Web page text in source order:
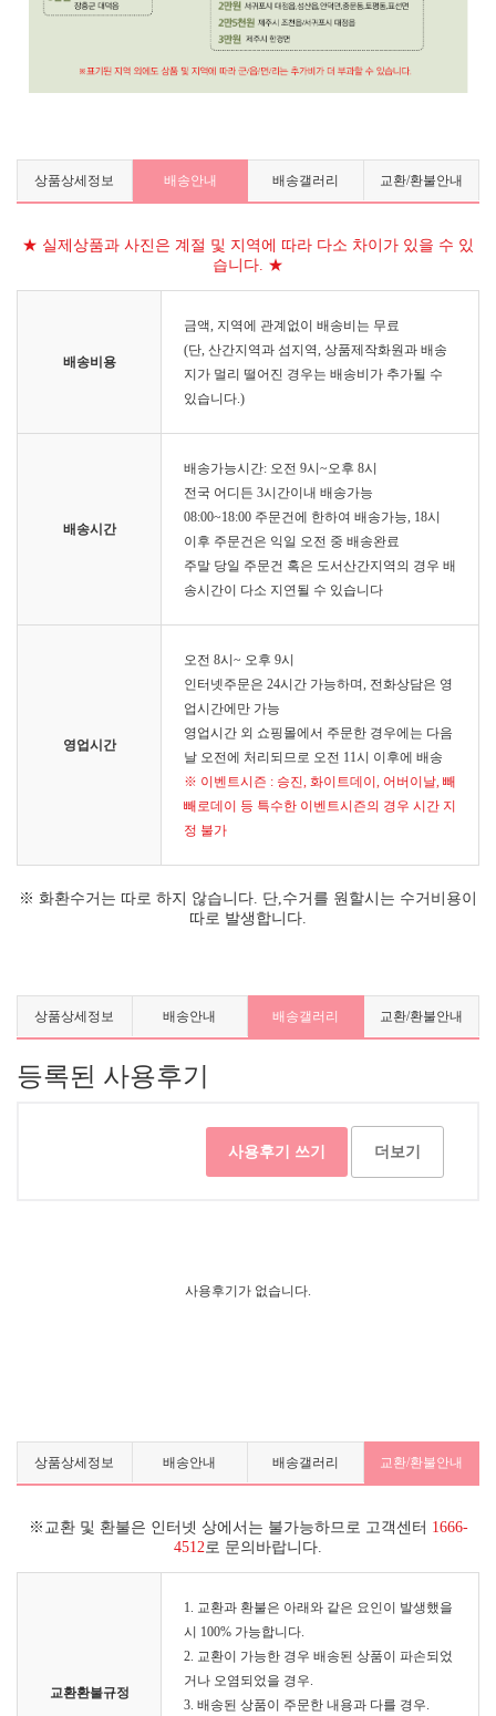
상품상세정보 배송안내 배송갤러리 교환/환불안내
★ 실제상품과 사진은 계절 및 지역에 따라 다소 차이가 있을 수 있
습니다. ★
배송비용
금액, 지역에 관계없이 배송비는 무료
(단, 산간지역과 섬지역, 상품제작화원과 배송
지가 멀리 떨어진 경우는 배송비가 추가될 수
있습니다.)
배송시간
배송가능시간: 오전 9시~오후 8시
전국 어디든 3시간이내 배송가능
08:00~18:00 주문건에 한하여 배송가능, 18시
이후 주문건은 익일 오전 중 배송완료
주말 당일 주문건 혹은 도서산간지역의 경우 배
송시간이 다소 지연될 수 있습니다
영업시간
오전 8시~ 오후 9시
인터넷주문은 24시간 가능하며, 전화상담은 영
업시간에만 가능
영업시간 외 쇼핑몰에서 주문한 경우에는 다음
날 오전에 처리되므로 오전 11시 이후에 배송
※ 이벤트시즌 : 승진, 화이트데이, 어버이날, 빼
빼로데이 등 특수한 이벤트시즌의 경우 시간 지
정 불가
※ 화환수거는 따로 하지 않습니다. 단,수거를 원할시는 수거비용이
따로 발생합니다.
상품상세정보 배송안내 배송갤러리 교환/환불안내
등록된 사용후기
사용후기 쓰기 더보기
사용후기가 없습니다.
상품상세정보 배송안내 배송갤러리 교환/환불안내
※교환 및 환불은 인터넷 상에서는 불가능하므로 고객센터 1666-
4512 로 문의바랍니다.
교환환불규정
1. 교환과 환불은 아래와 같은 요인이 발생했을
시 100% 가능합니다.
2. 교환이 가능한 경우 배송된 상품이 파손되었
거나 오염되었을 경우.
3. 배송된 상품이 주문한 내용과 다를 경우.